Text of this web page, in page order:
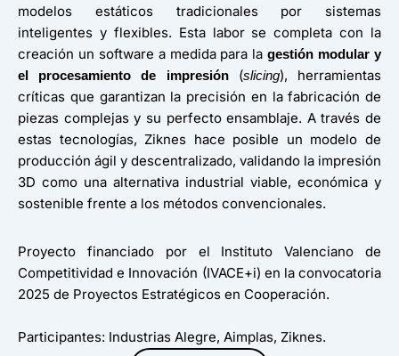
modelos estáticos tradicionales por sistemas
inteligentes y flexibles. Esta labor se completa con la
creación un software a medida para lagestión modular y
el procesamiento de impresión(slicing), herramientas
críticas que garantizan la precisión en la fabricación de
piezas complejas y su perfecto ensamblaje. A través de
estas tecnologías, Ziknes hace posible un modelo de
producción ágil y descentralizado, validando la impresión
3D como una alternativa industrial viable, económica y
sostenible frente a los métodos convencionales.
Proyecto financiado por el Instituto Valenciano de
Competitividad e Innovación (IVACE+i) en la convocatoria
2025 de Proyectos Estratégicos en Cooperación.
Participantes: Industrias Alegre, Aimplas, Ziknes.